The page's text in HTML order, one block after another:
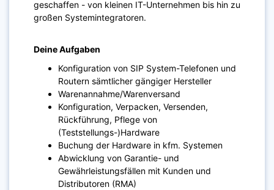
geschaffen - von kleinen IT-Unternehmen bis hin zu
großen Systemintegratoren.​
Deine Aufgaben
Konfiguration von SIP System-Telefonen und
Routern sämtlicher gängiger Hersteller
Warenannahme/Warenversand
Konfiguration, Verpacken, Versenden,
Rückführung, Pflege von
(Teststellungs-)Hardware
Buchung der Hardware in kfm. Systemen
Abwicklung von Garantie- und
Gewährleistungsfällen mit Kunden und
Distributoren (RMA)